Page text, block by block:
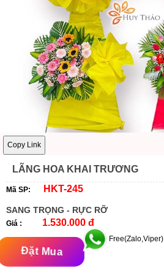
Copy Link
LÃNG HOA KHAI TRƯƠNG
Mã SP: HKT-245
SANG TRỌNG - RỰC RỠ
Giá : 1.530.000 đ
Đặt Mua
Free(Zalo,Viper)